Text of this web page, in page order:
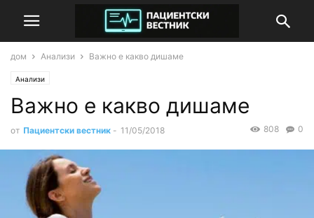
дом Анализи Важно е какво дишаме
Анализи
Важно е какво дишаме
от Пациентски вестник - 11/05/2018 0
808